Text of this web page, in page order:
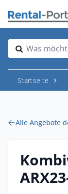
Was
Startseite
Alle Angebote